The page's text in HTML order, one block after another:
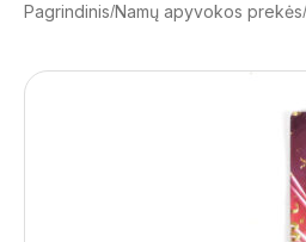
Pagrindinis Namų apyvokos prekės